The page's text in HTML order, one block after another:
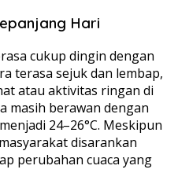
Hari
cukup dingin dengan
terasa sejuk dan lembap,
atau aktivitas ringan di
masih berawan dengan
24–26°C. Meskipun
disarankan
perubahan cuaca yang